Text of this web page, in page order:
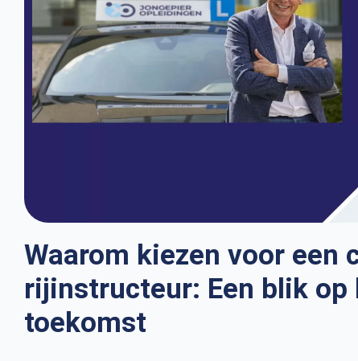
Waarom kiezen voor een
rijinstructeur: Een blik op
toekomst